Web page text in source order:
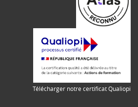
Télécharger notre certificat Qualiopi